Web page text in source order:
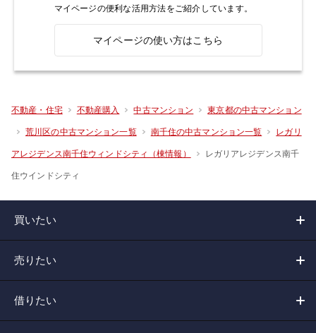
マイページの便利な活用方法をご紹介しています。
マイページの使い方はこちら
不動産・住宅 不動産購入 中古マンション 東京都の中古マンション
荒川区の中古マンション一覧 南千住の中古マンション一覧 レガリ
アレジデンス南千住ウィンドシティ（棟情報） レガリアレジデンス南千
住ウインドシティ
買いたい
売りたい
借りたい